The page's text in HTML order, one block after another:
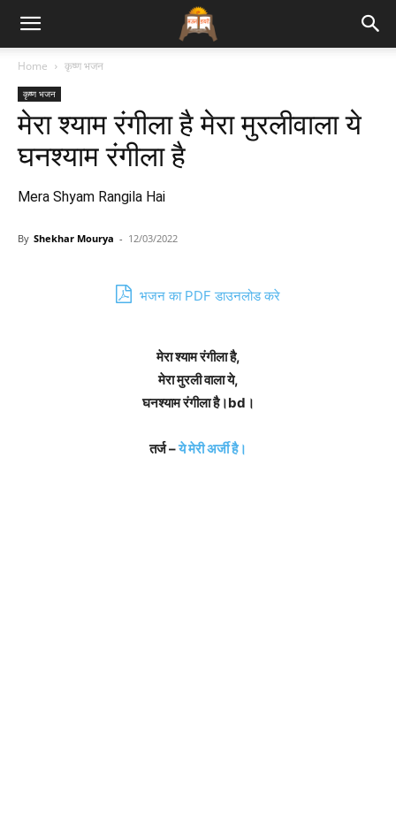
Bhajan
Lyrics
Home कृष्ण भजन
कृष्ण भजन
मेरा श्याम रंगीला है मेरा मुरलीवाला ये
घनश्याम रंगीला है
Mera Shyam Rangila Hai
By Shekhar Mourya - 12/03/2022
भजन का PDF डाउनलोड करे
मेरा श्याम रंगीला है,
मेरा मुरली वाला ये,
घनश्याम रंगीला है।bd।
तर्ज –ये मेरी अर्जी है।